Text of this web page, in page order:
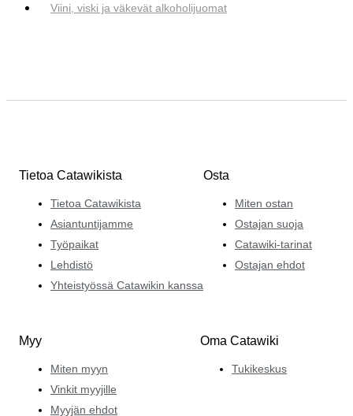
Viini, viski ja väkevät alkoholijuomat
Tietoa Catawikista
Tietoa Catawikista
Asiantuntijamme
Työpaikat
Lehdistö
Yhteistyössä Catawikin kanssa
Osta
Miten ostan
Ostajan suoja
Catawiki-tarinat
Ostajan ehdot
Myy
Miten myyn
Vinkit myyjille
Myyjän ehdot
Oma Catawiki
Tukikeskus